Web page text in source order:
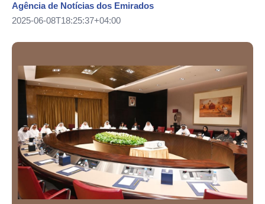
Agência de Notícias dos Emirados
2025-06-08T18:25:37+04:00